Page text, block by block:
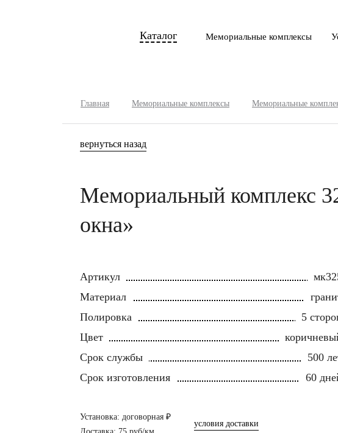
Каталог Мемориальные комплексы
Главная Мемориальные комплексы Мемориальные
вернуться назад
Мемориальный комплекс
окна»
Артикул
Материал
Полировка
5
Цвет
Срок службы
500
Срок изготовления
60
Установка: договорная ₽
условия доставки